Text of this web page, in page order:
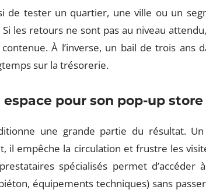
de tester un quartier, une ville ou un
les retours ne sont pas au niveau
À l’inverse, un bail de trois ans
sur la trésorerie.
pour son pop-up store
une grande partie du résultat.
il empêche la circulation et frustre les
spécialisés permet d’accéder
équipements techniques) sans